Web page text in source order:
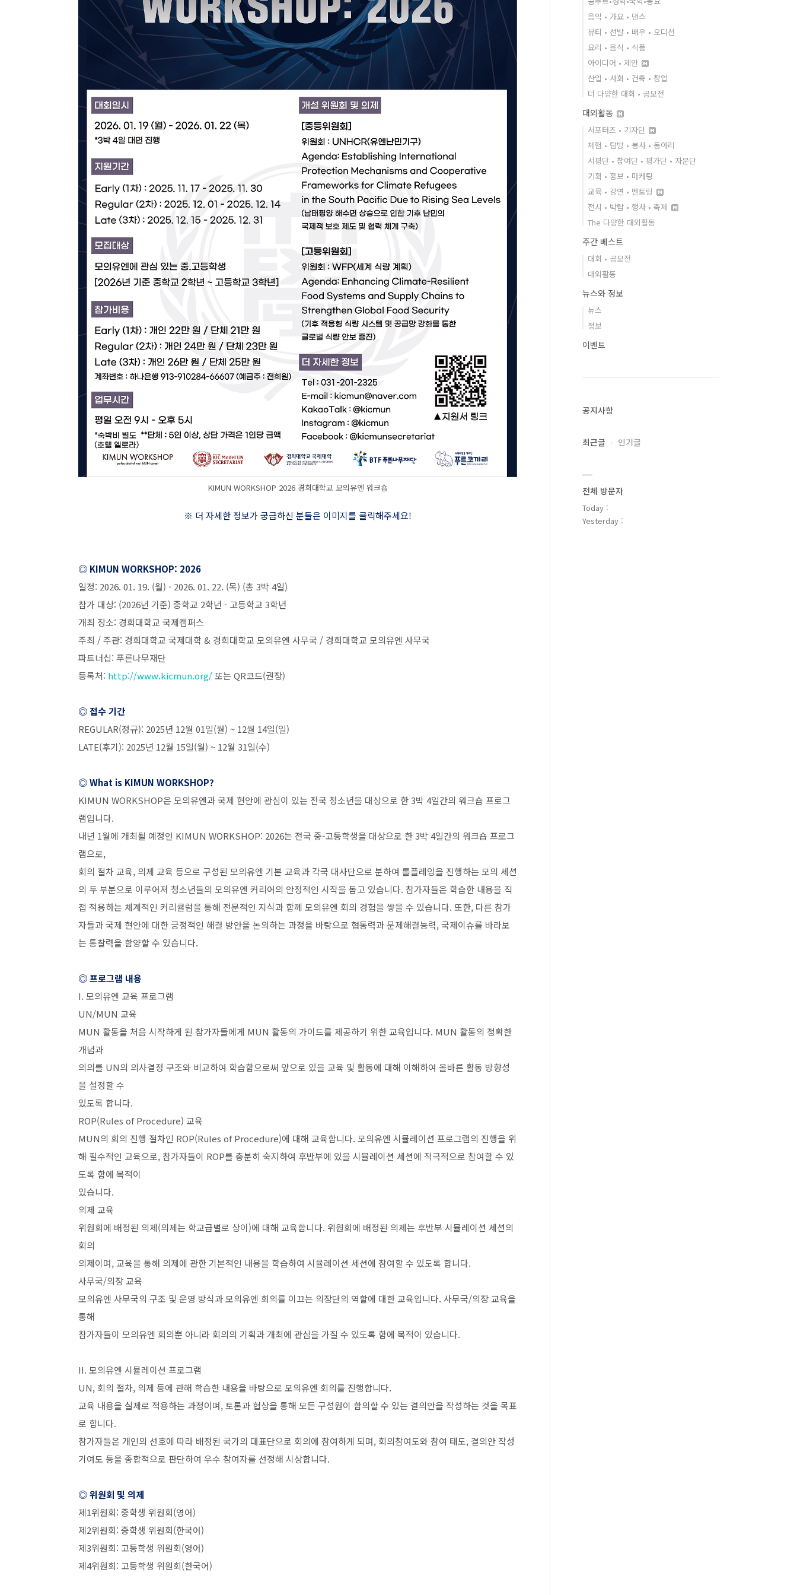
KIMUN WORKSHOP 2026 경희대학교 모의유엔 워크숍
※ 더 자세한 정보가 궁금하신 분들은 이미지를 클릭해주세요!
◎ KIMUN WORKSHOP: 2026
일정: 2026. 01. 19. (월) - 2026. 01. 22. (목) (총 3박 4일)
참가 대상: (2026년 기준) 중학교 2학년 - 고등학교 3학년
개최 장소: 경희대학교 국제캠퍼스
주최 /주관: 경희대학교 국제대학& 경희대학교 모의유엔 사무국 / 경희대학교 모의유엔 사무국
파트너십: 푸른나무재단
등록처: http://www.kicmun.org/또는 QR코드(권장)
◎ 접수 기간
REGULAR(정규): 2025년 12월 01일(월) ~ 12월 14일(일)
LATE(후기): 2025년 12월 15일(월) ~ 12월 31일(수)
◎What is KIMUN WORKSHOP?
KIMUN WORKSHOP은 모의유엔과 국제 현안에 관심이 있는 전국 청소년을 대상으로 한3박 4일간의 워크숍 프로그
램입니다.
내년 1월에 개최될 예정인 KIMUN WORKSHOP: 2026는 전국 중-고등학생을 대상으로 한3박 4일간의 워크숍 프로그
램으로,
회의 절차 교육, 의제 교육 등으로 구성된 모의유엔 기본 교육과 각국 대사단으로 분하여 롤플레잉을 진행하는 모의 세션
의 두 부분으로 이루어져 청소년들의 모의유엔 커리어의 안정적인 시작을 돕고 있습니다. 참가자들은 학습한 내용을 직
접 적용하는 체계적인 커리큘럼을 통해 전문적인 지식과 함께 모의유엔 회의 경험을 쌓을 수 있습니다. 또한, 다른 참가
자들과 국제 현안에 대한 긍정적인 해결 방안을 논의하는 과정을 바탕으로 협동력과 문제해결능력,국제이슈를 바라보
는 통찰력을 함양할 수 있습니다.
◎ 프로그램 내용
I. 모의유엔 교육 프로그램
UN/MUN 교육
MUN 활동을 처음 시작하게 된 참가자들에게 MUN 활동의 가이드를 제공하기 위한교육입니다. MUN 활동의 정확한
개념과
의의를 UN의 의사결정 구조와 비교하여 학습함으로써 앞으로 있을 교육 및 활동에 대해 이해하여 올바른 활동 방향성
을 설정할 수
있도록 합니다.
ROP(Rules of Procedure) 교육
MUN의 회의 진행 절차인 ROP(Rules of Procedure)에 대해 교육합니다. 모의유엔 시뮬레이션 프로그램의 진행을 위
해 필수적인 교육으로, 참가자들이 ROP를 충분히 숙지하여 후반부에 있을 시뮬레이션 세션에 적극적으로 참여할 수 있
도록 함에 목적이
있습니다.
의제 교육
위원회에 배정된 의제(의제는 학교급별로 상이)에 대해 교육합니다. 위원회에 배정된 의제는 후반부 시뮬레이션 세션의
회의
의제이며,교육을 통해 의제에 관한 기본적인 내용을 학습하여 시뮬레이션 세션에 참여할 수 있도록 합니다.
사무국/의장 교육
모의유엔 사무국의 구조 및 운영 방식과 모의유엔 회의를 이끄는 의장단의 역할에 대한교육입니다. 사무국/의장 교육을
통해
참가자들이 모의유엔 회의뿐 아니라 회의의 기획과 개최에 관심을 가질 수 있도록 함에 목적이 있습니다.
II. 모의유엔 시뮬레이션 프로그램
UN, 회의 절차, 의제 등에 관해 학습한 내용을 바탕으로 모의유엔 회의를 진행합니다.
교육 내용을 실제로 적용하는 과정이며,토론과 협상을 통해 모든 구성원이 합의할 수 있는 결의안을 작성하는 것을 목표
로 합니다.
참가자들은 개인의 선호에 따라 배정된 국가의 대표단으로 회의에 참여하게 되며, 회의참여도와 참여 태도, 결의안 작성
기여도 등을 종합적으로 판단하여 우수 참여자를 선정해 시상합니다.
◎ 위원회 및 의제
제1위원회: 중학생 위원회(영어)
제2위원회: 중학생 위원회(한국어)
제3위원회: 고등학생 위원회(영어)
제4위원회: 고등학생 위원회(한국어)
음악 • 가요 • 댄스
뷰티 • 선발 • 배우 • 오디션
요리 • 음식 • 식품
아이디어 • 제안
산업 • 사회 • 건축 • 창업
더 다양한 대회 • 공모전
대외활동
서포터즈 • 기자단
체험 • 탐방 • 봉사 • 동아리
서평단 • 참여단 • 평가단 • 자문단
기획 • 홍보 • 마케팅
교육 • 강연 • 멘토링
전시 • 박람 • 행사 • 축제
The 다양한 대외활동
주간 베스트
대회 • 공모전
대외활동
뉴스와 정보
뉴스
정보
이벤트
공지사항
최근글 인기글
전체 방문자
Today :
Yesterday :